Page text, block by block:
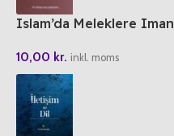
Islam’da Meleklere Iman
10,00 kr. inkl. moms